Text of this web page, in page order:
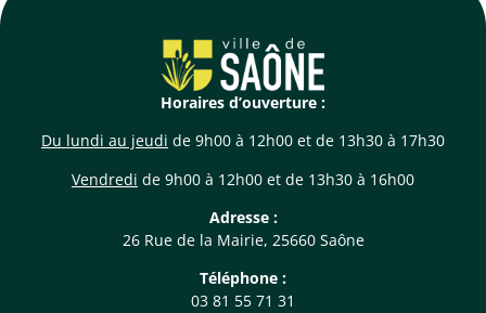
Horaires d’ouverture :
Du lundi au jeudi de 9h00 à 12h00 et de 13h30 à 17h30
Vendredi de 9h00 à 12h00 et de 13h30 à 16h00
Adresse :
26 Rue de la Mairie, 25660 Saône
Téléphone :
03 81 55 71 31